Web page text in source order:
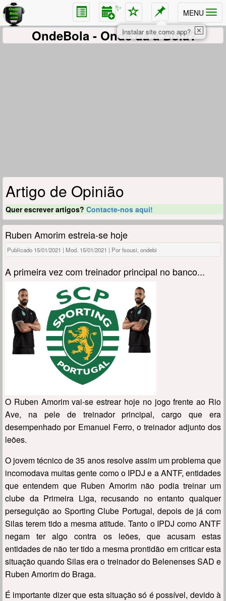
MENU
✨
OndeBola - Onde dá a Bola?
Artigo de Opinião
Quer escrever artigos? Contacte-nos aqui!
Ruben Amorim estreia-se hoje
Publicado 15/01/2021 | Mod. 15/01/2021 | Por fsousi, ondebi
A primeira vez com treinador principal no banco...
O Ruben Amorim vai-se estrear hoje no jogo frente ao Rio
Ave, na pele de treinador principal, cargo que era
desempenhado por Emanuel Ferro, o treinador adjunto dos
leões.
O jovem técnico de 35 anos resolve assim um problema que
incomodava muitas gente como o IPDJ e a ANTF, entidades
que entendem que Ruben Amorim não podia treinar um
clube da Primeira Liga, recusando no entanto qualquer
perseguição ao Sporting Clube Portugal, depois de já com
Silas terem tido a mesma atitude. Tanto o IPDJ como ANTF
negam ter algo contra os leões, que acusam estas
entidades de não ter tido a mesma prontidão em criticar esta
situação quando Silas era o treinador do Belenenses SAD e
Ruben Amorim do Braga.
É importante dizer que esta situação só é possível, devido à
✕
Instalar site como app?